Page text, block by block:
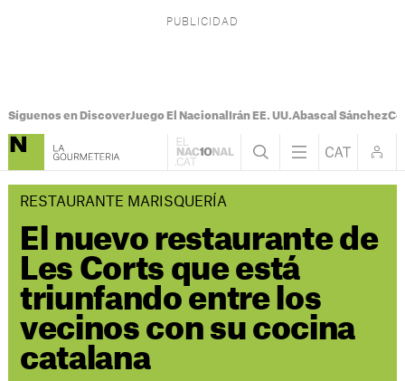
Síguenos en DiscoverJuego El Nacional Irán EE. UU.Abascal Sánchez
RESTAURANTE MARISQUERÍA
El nuevo restaurante de
Les Corts que está
triunfando entre los
vecinos con su cocina
catalana